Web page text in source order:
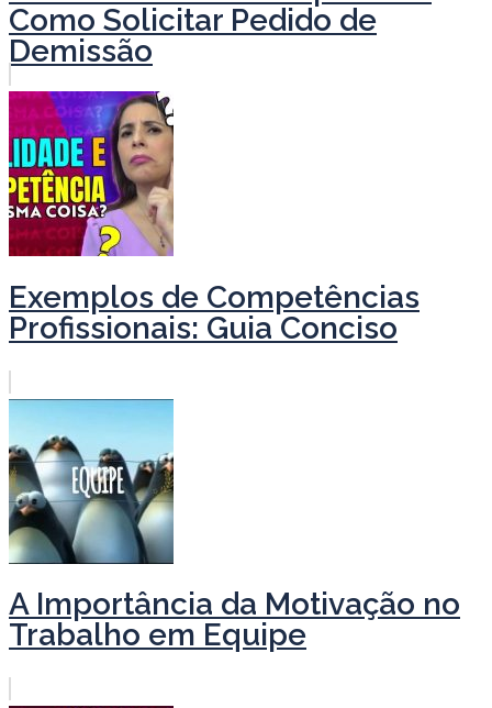
Como Solicitar Pedido de
Demissão
Exemplos de Competências
Profissionais: Guia Conciso
A Importância da Motivação no
Trabalho em Equipe